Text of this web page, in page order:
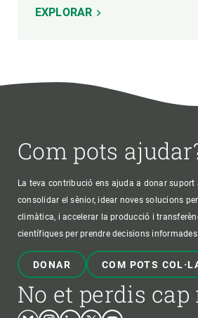
EXPLORAR
Com pots
La teva contribució ens ajuda a donar
consolidar el sènior, idear noves solucions
climàtica, i accelerar la producció i
científiques per prendre decisions informades.
DONAR COM POTS
No et perdis
BlueskyInstagram
LinkedinTwitterYoutube